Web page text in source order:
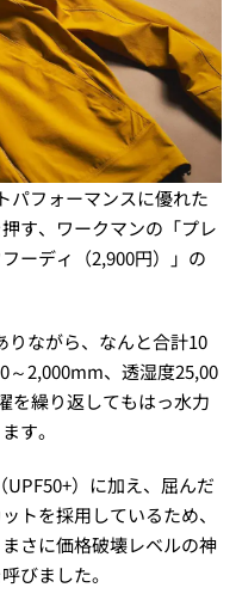
パフォーマンスに優れた
す、ワークマンの「プレ
ーディ（2,900円）」の
りながら、なんと合計10
～2,000mm、透湿度25,00
を繰り返してもはっ水力
す。
）に加え、屈んだ
トを採用しているため、
さに価格破壊レベルの神
びました。